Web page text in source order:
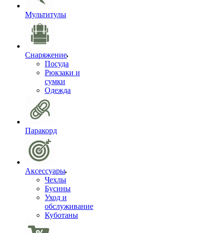
Мультитулы
Снаряжение
Посуда
Рюкзаки и
сумки
Одежда
Паракорд
Аксессуары
Чехлы
Бусины
Уход и
обслуживание
Куботаны